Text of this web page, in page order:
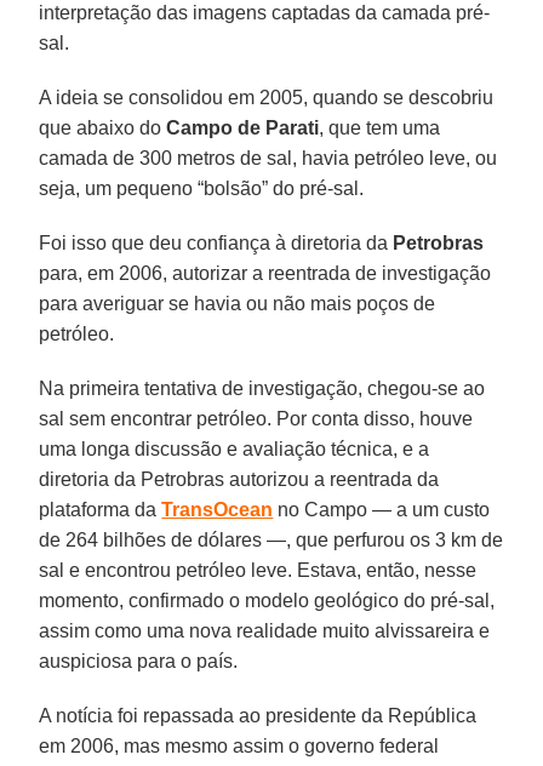
interpretação das imagens captadas da camada pré-
sal.
A ideia se consolidou em 2005, quando se descobriu
que abaixo doCampo de Parati, que tem uma
camada de 300 metros de sal, havia petróleo leve, ou
seja, um pequeno “bolsão” do pré-sal.
Foi isso que deu confiança à diretoria da Petrobras
para, em 2006, autorizar a reentrada de investigação
para averiguar se havia ou não mais poços de
petróleo.
Na primeira tentativa de investigação, chegou-se ao
sal sem encontrar petróleo. Por conta disso, houve
uma longa discussão e avaliação técnica, e a
diretoria da Petrobras autorizou a reentrada da
plataforma daTransOcean no Campo — a um custo
de 264 bilhões de dólares —, que perfurou os 3 km de
sal e encontrou petróleo leve. Estava, então, nesse
momento, confirmado o modelo geológico do pré-sal,
assim como uma nova realidade muito alvissareira e
auspiciosa para o país.
A notícia foi repassada ao presidente da República
em 2006, mas mesmo assim o governo federal